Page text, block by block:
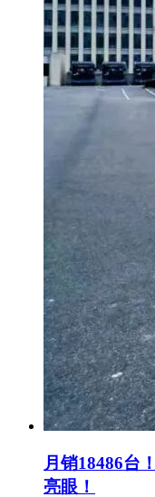
3.3 业绩要求
投标人2019年1月1日
担过一项合同金额不
信息平台(系统)或其
(业绩证明材料以业绩
3.4.1 投标人的法定代
股、管理关系的不同
3.4.2 根据《关于在招
惩戒的通知》法〔
招标人及招标代理机
投标人为失信被执行
3.4.3 投标人不得被工
示系统中列入严重违
3.4.4 本次招标不接受
4. 招标文件的获取
4.1本项目对投标人的
标准和内容详见“招标
月销18486台
亮眼！